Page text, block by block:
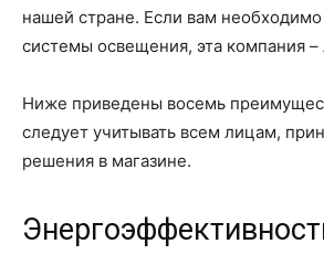
нашей стране. Если вам необходимо
системы освещения, эта компания
Ниже приведены восемь
следует учитывать всем лицам,
решения в магазине.